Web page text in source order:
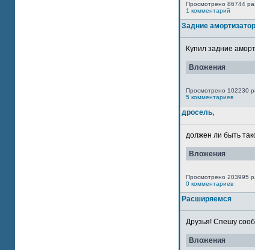
Просмотрено 86744
1 комментарий
Задние
Купил задние
Вложения
Просмотрено 102230
5 комментариев
дросель,
должен ли быть
Вложения
Просмотрено 203995
0 комментариев
Расширяемся
Друзья! Спешу
Вложения